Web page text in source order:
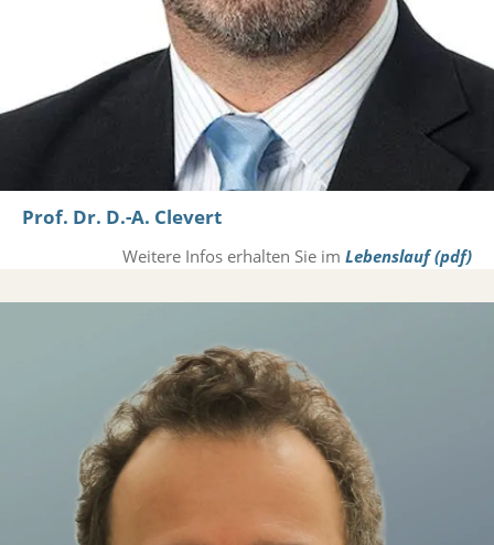
Prof. Dr. D.-A. Clevert
Weitere Infos erhalten Sie im Lebenslauf (pdf)